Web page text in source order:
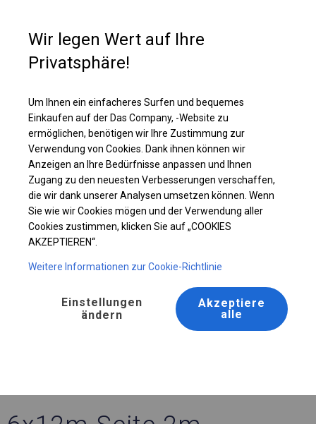
Ganzjährig geöffnete Zelthalle | 6x12 m
Wir legen Wert auf Ihre
Privatsphäre!
Um Ihnen ein einfacheres Surfen und bequemes
Einkaufen auf der Das Company, -Website zu
ermöglichen, benötigen wir Ihre Zustimmung zur
Verwendung von Cookies. Dank ihnen können wir
Anzeigen an Ihre Bedürfnisse anpassen und Ihnen
Zugang zu den neuesten Verbesserungen verschaffen,
die wir dank unserer Analysen umsetzen können. Wenn
Sie wie wir Cookies mögen und der Verwendung aller
Cookies zustimmen, klicken Sie auf „COOKIES
AKZEPTIEREN“.
Weitere Informationen zur Cookie-Richtlinie
Einstellungen
ändern
Akzeptiere
alle